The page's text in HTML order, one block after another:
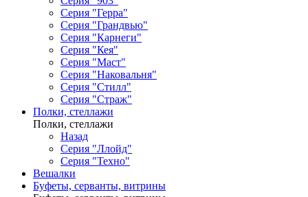
Серия "Герра"
Серия "Грандвью"
Серия "Карнеги"
Серия "Кея"
Серия "Маст"
Серия "Наковальня"
Серия "Стилл"
Серия "Страж"
Полки, стеллажи
Полки, стеллажи
Назад
Серия "Ллойд"
Серия "Техно"
Вешалки
Буфеты, серванты, витрины